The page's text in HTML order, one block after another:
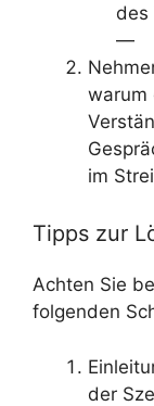
des
—
warum
im
Tipps zur
Achten Sie
folgenden
der